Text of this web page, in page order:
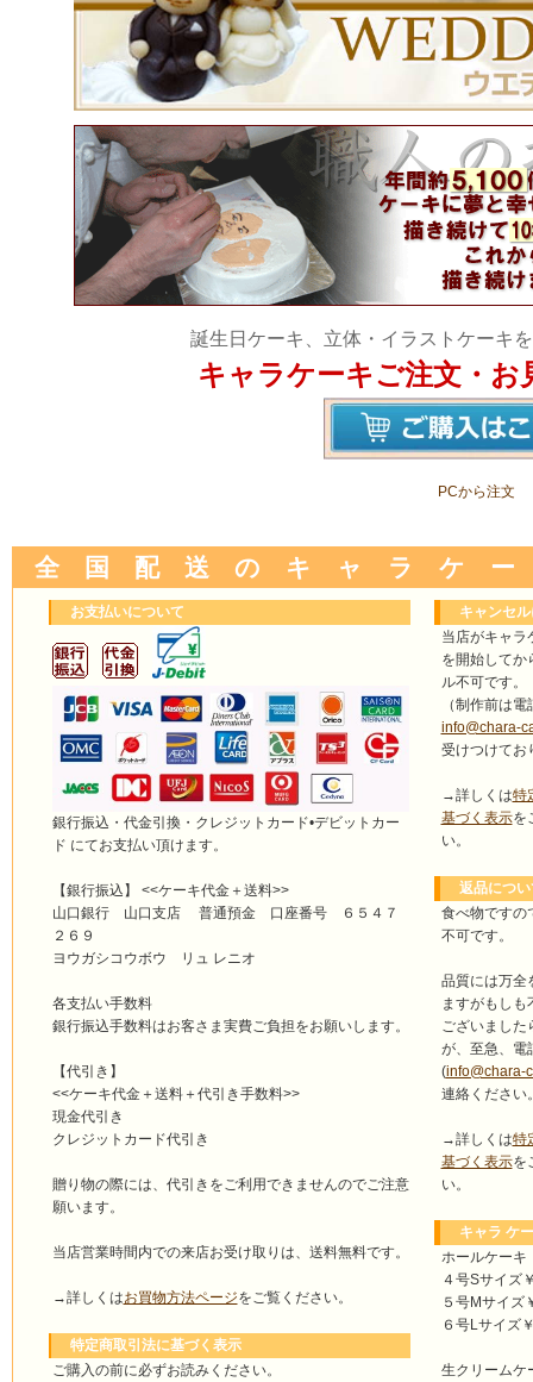
誕生日ケーキ、立体・イラストケーキ
キャラケーキご注文・お
PCから注文
全 国 配 送 の キ ャ ラ ケ
お支払いについて
銀行振込・代金引換・クレジットカード•デビットカー
ド にてお支払い頂けます。
【銀行振込】 <<ケーキ代金＋送料>>
山口銀行 山口支店 普通預金 口座番号 ６５４７
２６９
ヨウガシコウボウ リュ レニオ
各支払い手数料
銀行振込手数料はお客さま実費ご負担をお願いします。
【代引き】
<<ケーキ代金＋送料＋代引き手数料>>
現金代引き
クレジットカード代引き
贈り物の際には、代引きをご利用できませんのでご注意
願います。
当店営業時間内での来店お受け取りは、送料無料です。
→詳しくはお買物方法ページをご覧ください。
特定商取引法に基づく表示
ご購入の前に必ずお読みください。
キャンセル
当店がキャラ
を開始してか
ル不可です。
（制作前は
info@chara-
受けつけてお
→詳しくは特
基づく表示を
い。
返品につい
食べ物ですの
不可です。
品質には万全
ますがもしも
ございました
が、至急、電
(info@chara-
連絡ください
→詳しくは特
基づく表示を
い。
キャラ ケ
ホールケーキ
４号Sサイズ
５号Mサイズ
６号Lサイズ
生クリームケ